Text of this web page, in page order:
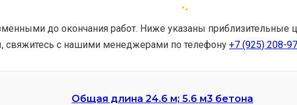
до окончания работ. Ниже указаны
свяжитесь с нашими менеджерами по телефону +7 (925) 208-
Общая длина 24.6 м; 5.6 м3 бетона